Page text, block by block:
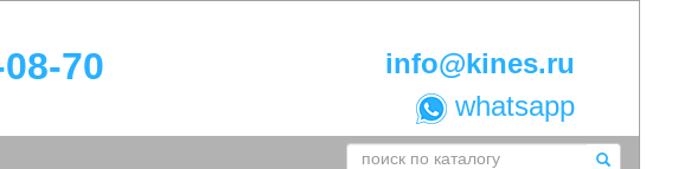
70
info@kines.ru
whatsapp